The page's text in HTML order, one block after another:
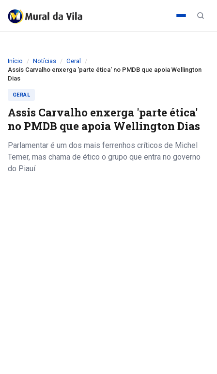
Início Notícias
Geral
Assis Carvalho enxerga 'parte ética' no PMDB que apoia Wellington
Dias
GERAL
Assis Carvalho enxerga 'parte ética'
no PMDB que apoia Wellington Dias
Parlamentar é um dos mais ferrenhos críticos de Michel
Temer, mas chama de ético o grupo que entra no governo
do Piauí